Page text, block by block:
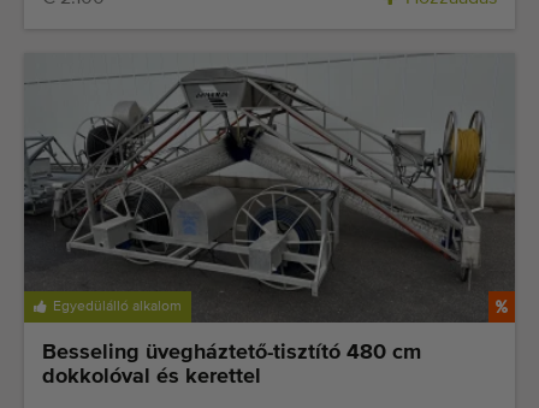
Egyedülálló alkalom
Besseling üvegháztető-tisztító 480 cm
dokkolóval és kerettel